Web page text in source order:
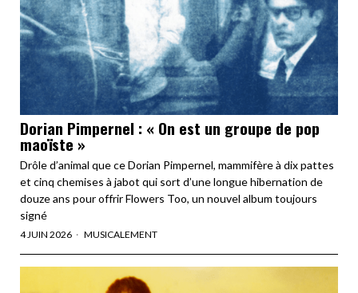
Dorian Pimpernel : « On est un groupe de pop
maoïste »
Drôle d’animal que ce Dorian Pimpernel, mammifère à dix pattes
et cinq chemises à jabot qui sort d’une longue hibernation de
douze ans pour offrir Flowers Too, un nouvel album toujours
signé
4 JUIN 2026 MUSICALEMENT